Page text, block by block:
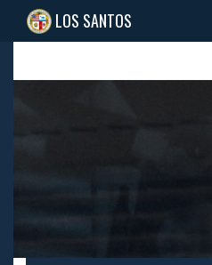
LOS SANTOS